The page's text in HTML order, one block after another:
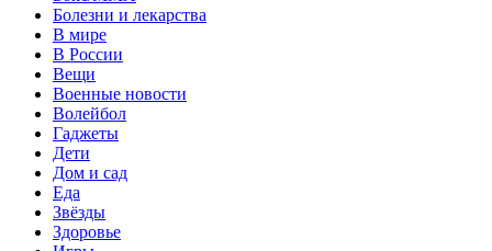
Болезни и лекарства
В мире
В России
Вещи
Военные новости
Волейбол
Гаджеты
Дети
Дом и сад
Еда
Звёзды
Здоровье